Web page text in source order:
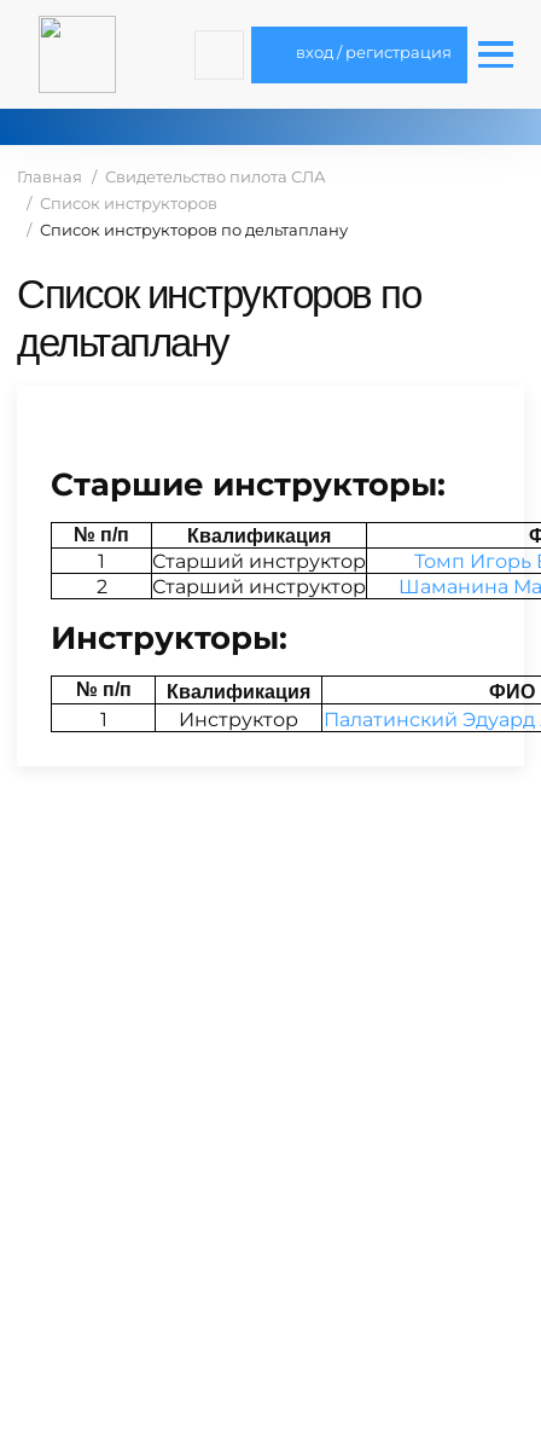
вход / регистрация
Главная
Свидетельство пилота СЛА
Список инструкторов
Список инструкторов по дельтаплану
Список инструкторов по
дельтаплану
Старшие инструкторы:
№ п/п Квалификация
1 Старший инструктор
Томп Игорь
2
Старший инструктор Шаманина
Инструкторы:
№ п/п Квалификация ФИО
1 Инструктор Палатинский